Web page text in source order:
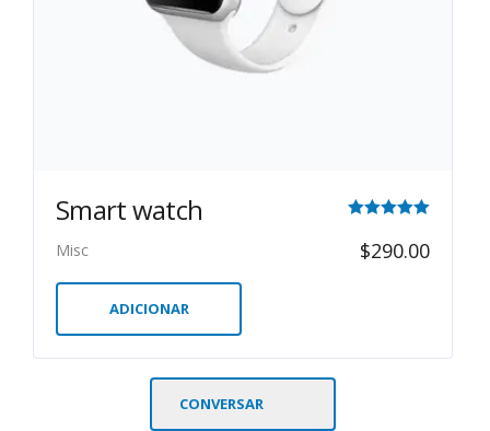
Smart watch
5.00
Misc $290.00
ADICIONAR
CONVERSAR